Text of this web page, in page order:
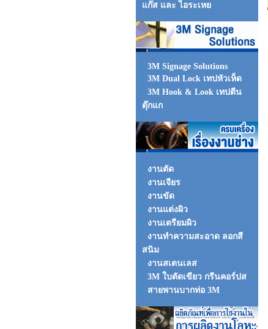
แก๊ส และ ไอระเหย
3M Signage Solutions
3M Dual Lock เทปหัวเห็ด
3M Hook & Look เทปตีน
ตุ๊กแก
งานตัด
งานเจียร
งานขัด
งานแต่งผิว
งานเตรียมผิว
งานทำความสะอาด ลอกสี
สนิม
งานสเตนเลส
3M ใบตัดเขียว กรีนคอร์ปส
สายพานบากท่อ 3M